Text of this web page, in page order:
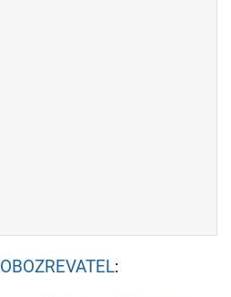
OBOZREVATEL: